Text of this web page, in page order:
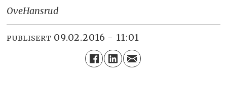
OveHansrud
PUBLISERT 09.02.2016 - 11:01